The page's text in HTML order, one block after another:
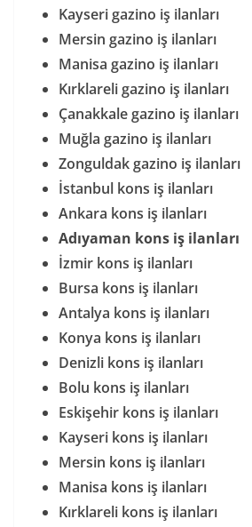
Kayseri gazino iş ilanları
Mersin gazino iş ilanları
Manisa gazino iş ilanları
Kırklareli gazino iş ilanları
Çanakkale gazino iş ilanları
Muğla gazino iş ilanları
Zonguldak gazino iş ilanları
İstanbul kons iş ilanları
Ankara kons iş ilanları
Adıyaman kons iş ilanları
İzmir kons iş ilanları
Bursa kons iş ilanları
Antalya kons iş ilanları
Konya kons iş ilanları
Denizli kons iş ilanları
Bolu kons iş ilanları
Eskişehir kons iş ilanları
Kayseri kons iş ilanları
Mersin kons iş ilanları
Manisa kons iş ilanları
Kırklareli kons iş ilanları